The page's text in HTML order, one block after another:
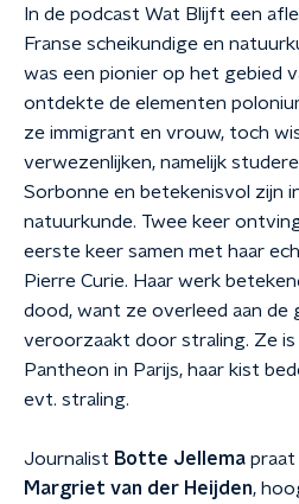
In de podcast Wat Blijft een
Franse scheikundige en
was een pionier op het gebied
ontdekte de elementen
ze immigrant en vrouw, toch
verwezenlijken, namelijk
Sorbonne en betekenisvol zijn
natuurkunde. Twee keer
eerste keer samen met haar
Pierre Curie. Haar werk
dood, want ze overleed aan de
veroorzaakt door straling. Ze
Pantheon in Parijs, haar kist
evt. straling.
Journalist Botte Jellema praat
Margriet van der Heijden,